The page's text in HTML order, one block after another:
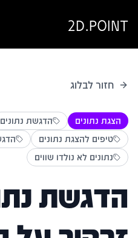
2D.POINT
חזור לבלוג
הצגת נתונים הדגשת נתונים
טיפים להצגת נתונים
נתונים לא נולדו שווים
הדגשת